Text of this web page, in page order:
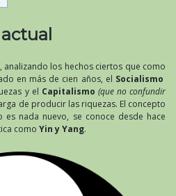
analizando los hechos ciertos que como
en más de cien años, el Socialismo
y el Capitalismo (que no confundir
de producir las riquezas. El concepto
nada nuevo, se conoce desde hace
como Yin y Yang.